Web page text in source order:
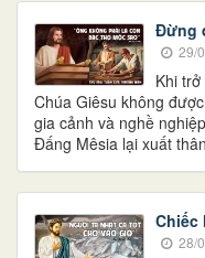
Đừng
29/
Khi
Chúa Giêsu không
gia cảnh và nghề
Đấng Mêsia lại xuất
Chiếc
28/